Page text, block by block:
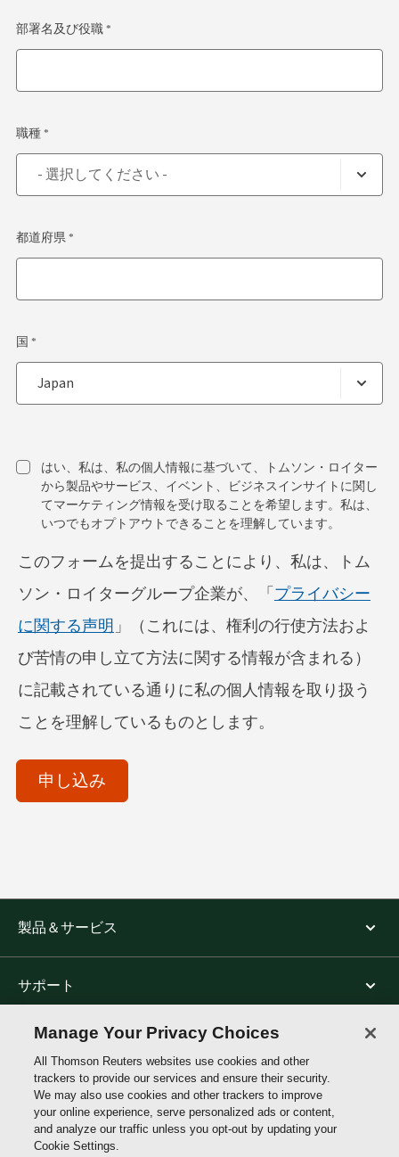
部署名及び役職 *
職種 *
都道府県 *
国 *
はい、私は、私の個人情報に基づいて、トムソン・ロイター
から製品やサービス、イベント、ビジネスインサイトに関し
てマーケティング情報を受け取ることを希望します。私は、
いつでもオプトアウトできることを理解しています。
このフォームを提出することにより、私は、トム
ソン・ロイターグループ企業が、「 プライバシー
に関する声明 」（これには、権利の行使方法およ
び苦情の申し立て方法に関する情報が含まれる）
に記載されている通りに私の個人情報を取り扱う
ことを理解しているものとします。
申し込み
製品＆サービス
サポート
トムソン・ロイターについて
公式SNS
Manage Your Privacy Choices
All Thomson Reuters websites use cookies and other
trackers to provide our services and ensure their security.
We may also use cookies and other trackers to improve
your online experience, serve personalized ads or content,
and analyze our traffic unless you opt-out by updating your
Cookie Settings.